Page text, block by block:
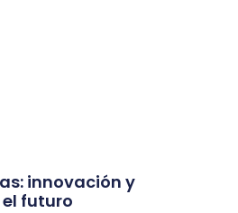
innovación y
futuro